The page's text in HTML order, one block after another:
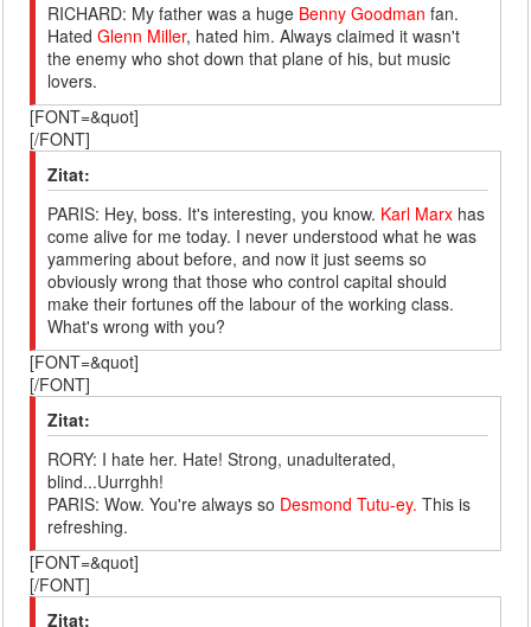
RICHARD: My father was a huge Benny Goodman fan.
HatedGlenn Miller, hated him. Always claimed it wasn't
the enemy who shot down that plane of his, but music
lovers.
[FONT=&quot]
[/FONT]
Zitat:
PARIS: Hey, boss. It's interesting, you know. Karl Marx has
come alive for me today. I never understood what he was
yammering about before, and now it just seems so
obviously wrong that those who control capital should
make their fortunes off the labour of the working class.
What's wrong with you?
[FONT=&quot]
[/FONT]
Zitat:
RORY: I hate her. Hate! Strong, unadulterated,
blind...Uurrghh!
PARIS: Wow. You're always so Desmond Tutu-ey. This is
refreshing.
[FONT=&quot]
[/FONT]
Zitat: